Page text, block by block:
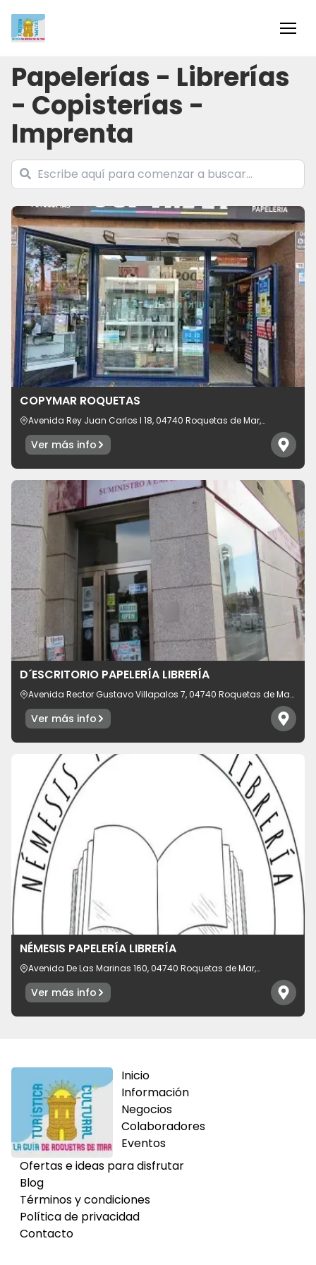
Inicio
Información
Negocios
Colaboradores
Blog
Eventos
Ofertas e ideas para disfrutar
Idioma
Papelerías - Librerías
- Copisterías -
Imprenta
COPYMAR ROQUETAS
Avenida Rey Juan Carlos I 18, 04740 Roquetas de Mar,
Ver más info
D´ESCRITORIO PAPELERÍA LIBRERÍA
Avenida Rector Gustavo Villapalos 7, 04740 Roquetas de Mar,
Ver más info
NÉMESIS PAPELERÍA LIBRERÍA
Avenida De Las Marinas 160, 04740 Roquetas de Mar,
Ver más info
Inicio
Información
Negocios
Colaboradores
Eventos
Ofertas e ideas para disfrutar
Blog
Términos y condiciones
Política de privacidad
Contacto